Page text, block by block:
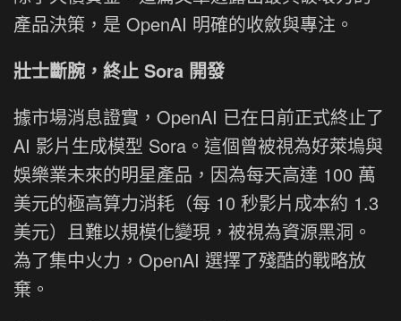
產品決策，是 OpenAI 明確的收斂與專注。
壯士斷腕，終止 Sora 開發
據市場消息證實，OpenAI 已在日前正式終止了
AI 影片生成模型 Sora。這個曾被視為好萊塢與
娛樂業未來的明星產品，因為每天高達 100 萬
美元的極高算力消耗（每 10 秒影片成本約 1.3
美元）且難以規模化變現，被視為資源黑洞。
為了集中火力，OpenAI 選擇了殘酷的戰略放
棄。